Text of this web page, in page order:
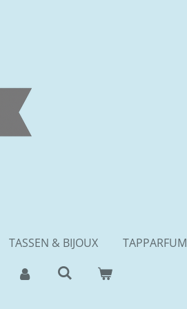
TASSEN & BIJOUX
TAPPARFUM